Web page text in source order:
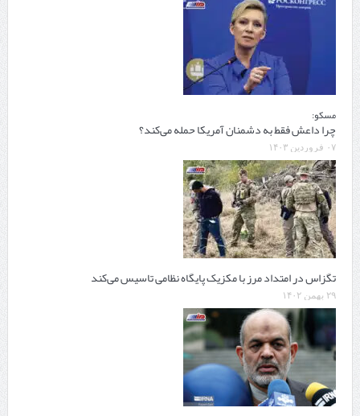
مسکو:
چرا داعش فقط به دشمنان آمریکا حمله می‌کند؟
۰۷ فروردین ۱۴۰۳
تگزاس در امتداد مرز با مکزیک پایگاه نظامی تاسیس می‌کند
۲۹ بهمن ۱۴۰۲